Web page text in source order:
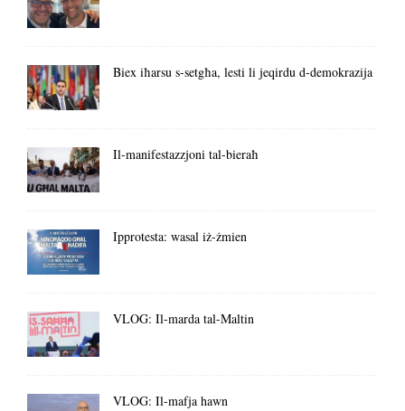
Biex iħarsu s-setgħa, lesti li jeqirdu d-demokrazija
Il-manifestazzjoni tal-bieraħ
Ipprotesta: wasal iż-żmien
VLOG: Il-marda tal-Maltin
VLOG: Il-mafja hawn